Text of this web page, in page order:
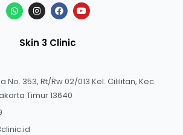
Skin 3 Clinic
No. 353, Rt/Rw 02/013 Kel. Cililitan, Kec.
Timur 13640